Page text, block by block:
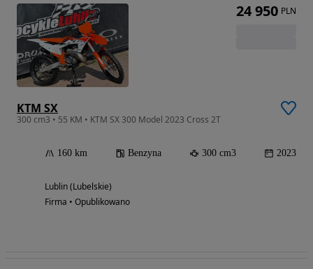
KTM SX
300 cm3 • 55 KM • KTM SX 300 Model 2023 Cross 2T
160 km Benzyna 300 cm3 2023
Lublin (Lubelskie)
Firma • Opublikowano
24 950 PLN